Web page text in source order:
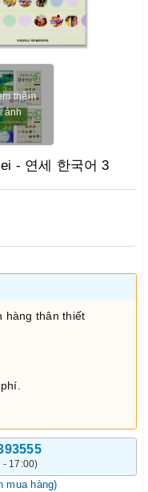
thêm
ảnh
- 연세 한국어 3
hàng thân thiết
- 17:00)
mua hàng)